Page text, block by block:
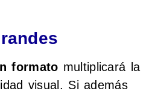
formato multiplicará la
visual. Si además